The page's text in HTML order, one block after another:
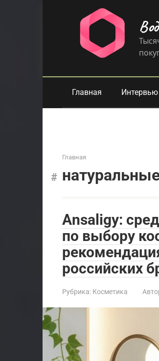
Главная Интервью
Главная
Ansaligy:
по выбору
российских
Рубрика: Косметика